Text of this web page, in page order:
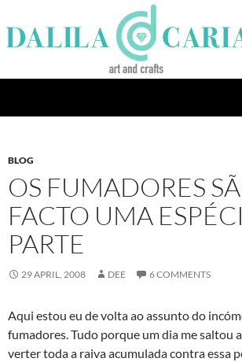
to
content
BLOG
OS FUMADORES
FACTO UMA
PARTE
29 APRIL, 2008 DEE 6 COMMENTS
Aqui estou eu de volta ao assunto do
fumadores. Tudo porque um dia me saltou
verter toda a raiva acumulada contra essa